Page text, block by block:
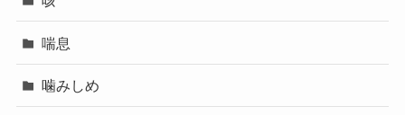
喘息
噛みしめ